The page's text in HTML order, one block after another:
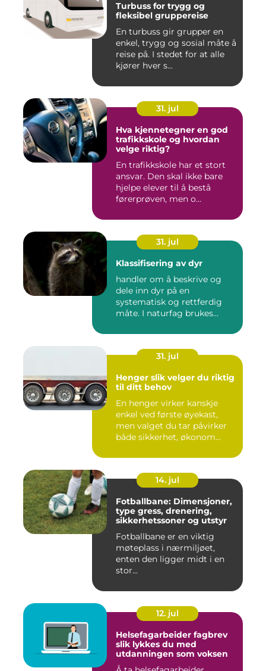
Turbuss for trygg og
fleksibel gruppereise
En turbuss gir grupper en
enkel, trygg og sosial måte å
reise på. I stedet for at alle
kjører hver s...
31. jul
Hva kjennetegner en god
trafikkskole og hvordan
velge riktig?
En trafikkskole har et stort
ansvar. Den skal ikke bare
hjelpe elever til å bestå
førerprøven, men o...
31. jul
Klassifisering av dyr
handler om å beskrive og
dele inn dyr på en
systematisk og rettferdig
måte. I naturfag brukes
31. jul
Henger slik velger du riktig
til ditt behov
En henger virker kanskje
enkel ved første øyekast,
men valget du tar påvirker
både sikkerhet, økonom...
14. jul
Fotballbane: Dimensjoner,
type gress, drenering,
sikkerhetssoner og utstyr
Fotballbane er en viktig
møteplass i nærmiljøet,
enten den ligger midt i en
stor...
12. jul
Helsefagarbeider fagbrev
slik lykkes du med
utdanningen som voksen